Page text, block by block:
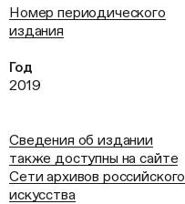
Номер периодического
издания
Год
2019
Сведения об издании
также доступны на сайте
Сети архивов российского
искусства